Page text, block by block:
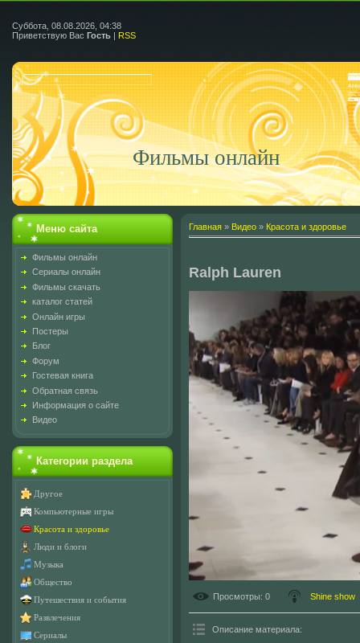
Суббота, 08.08.2026, 04:38
Приветствую Вас Гость | RSS
Фильмы онлайн
Меню сайта
Фильмы онлайн
Сериалы онлайн
Фильмы скачать
каталог статей
Онлайн игры
Постеры
Блог
Форум
Гостевая книга
Обратная связь
Информация о сайте
Видео
Категории раздела
Другое
Компьютерные игры
Красота и здоровье
Люди и блоги
Музыка
Общество
Путешествия и события
Развлечения
Сериалы
Главная » Видео » Красота и здоровье
Ralph Lauren
Просмотры: 0 Shine show
Описание материала: